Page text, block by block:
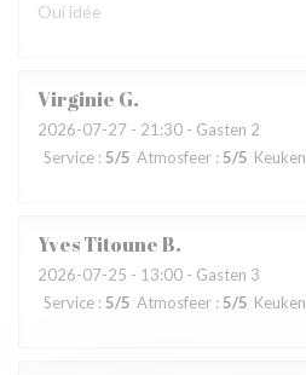
Oui idée
Virginie G
2026-07-27 - 21:30 - Gasten 2
Service : 5/5 Atmosfeer : 5/5 Keuken
Yves TitouneB
2026-07-25 - 13:00 - Gasten 3
Service : 5/5 Atmosfeer :5/5 Keuken